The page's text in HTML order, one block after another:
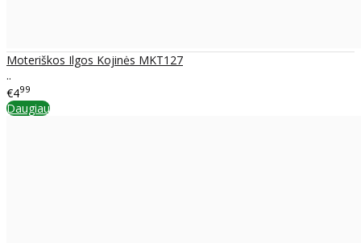
Moteriškos Ilgos Kojinės MKT127
..
€499
Daugiau